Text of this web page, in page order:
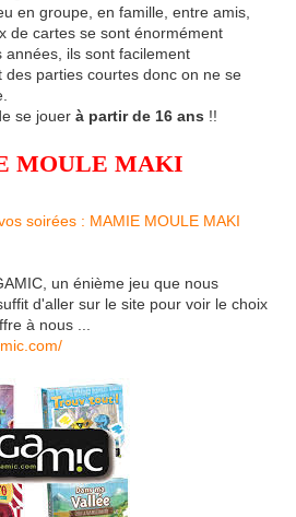
en groupe, en famille, entre amis,
de cartes se sont énormément
ils sont facilement
parties courtes donc on ne se
se jouer à partir de 16 ans !!
MOULE MAKI
un énième jeu que nous
d'aller sur le site pour voir le choix
à nous ...